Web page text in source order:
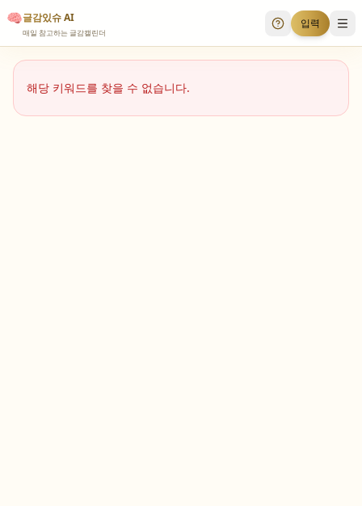
🧠글감있슈 AI
매일 참고하는 글감캘린더 투표 안내
입력 메
해당 키워드를 찾을 수 없습니다.